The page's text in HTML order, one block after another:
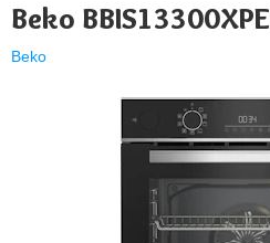
Beko BBIS13300XPE
Beko